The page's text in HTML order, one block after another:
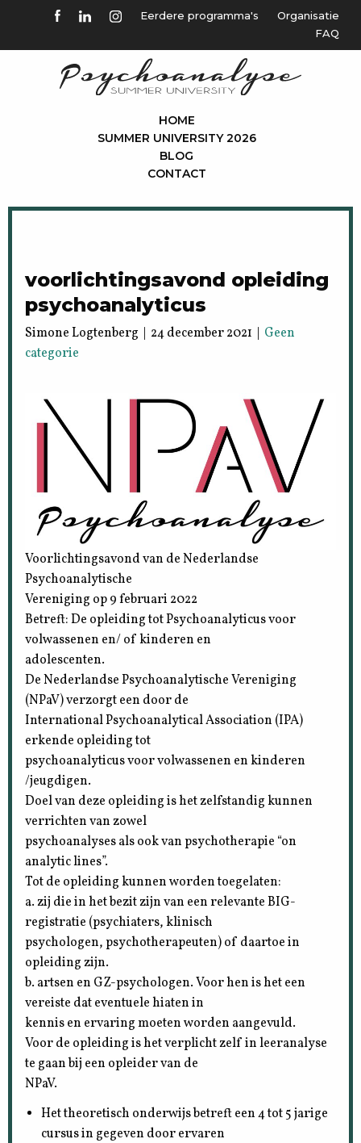
Eerdere programma's
Organisatie
FAQ
HOME
SUMMER UNIVERSITY 2026
BLOG
CONTACT
voorlichtingsavond opleiding
psychoanalyticus
Simone Logtenberg | 24 december 2021 | Geen
categorie
Voorlichtingsavond van de Nederlandse
Psychoanalytische
Vereniging op 9 februari 2022
Betreft: De opleiding tot Psychoanalyticus voor
volwassenen en/ of kinderen en
adolescenten.
De Nederlandse Psychoanalytische Vereniging
(NPaV) verzorgt een door de
International Psychoanalytical Association (IPA)
erkende opleiding tot
psychoanalyticus voor volwassenen en kinderen
/jeugdigen.
Doel van deze opleiding is het zelfstandig kunnen
verrichten van zowel
psychoanalyses als ook van psychotherapie “on
analytic lines”.
Tot de opleiding kunnen worden toegelaten:
a. zij die in het bezit zijn van een relevante BIG-
registratie (psychiaters, klinisch
psychologen, psychotherapeuten) of daartoe in
opleiding zijn.
b. artsen en GZ-psychologen. Voor hen is het een
vereiste dat eventuele hiaten in
kennis en ervaring moeten worden aangevuld.
Voor de opleiding is het verplicht zelf in leeranalyse
te gaan bij een opleider van de
NPaV.
Het theoretisch onderwijs betreft een 4 tot 5 jarige
cursus in gegeven door ervaren